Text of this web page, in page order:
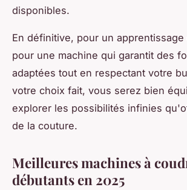
disponibles.
En définitive, pour un
pour une machine qui garantit des
adaptées tout en respectant votre
votre choix fait, vous serez bien
explorer les possibilités infinies
de la couture.
Meilleures machines à
débutants en 2025